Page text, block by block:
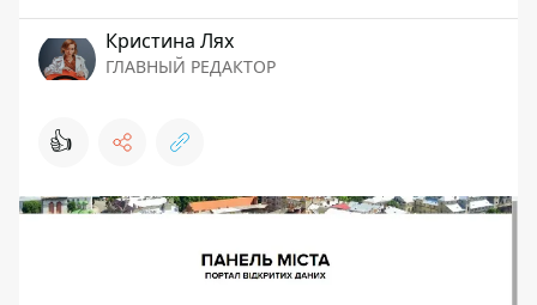
Кристина Лях
ГЛАВНЫЙ РЕДАКТОР
👍